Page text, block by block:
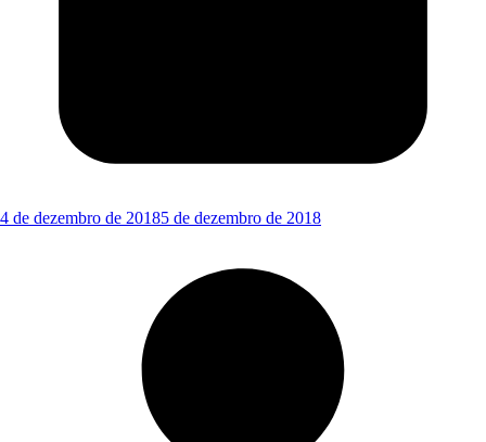
4 de dezembro de 20185 de dezembro de 2018